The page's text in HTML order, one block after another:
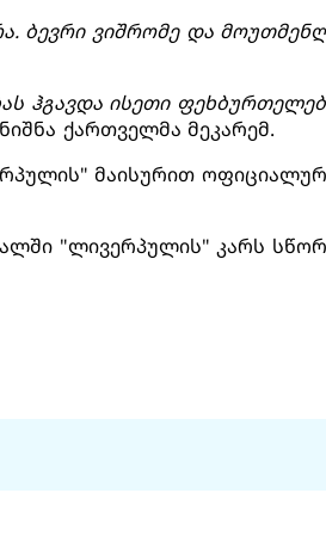
ბევრი ვიშრომე და
ჰგავდა ისეთი
ქართველმა მეკარემ.
მაისურით
"ლივერპულის" კარს